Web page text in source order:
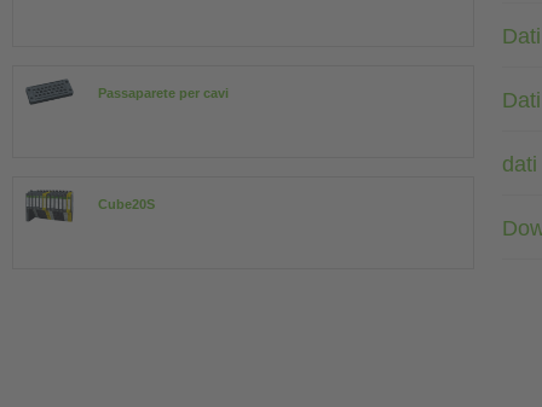
Passaparete per cavi
Cube20S